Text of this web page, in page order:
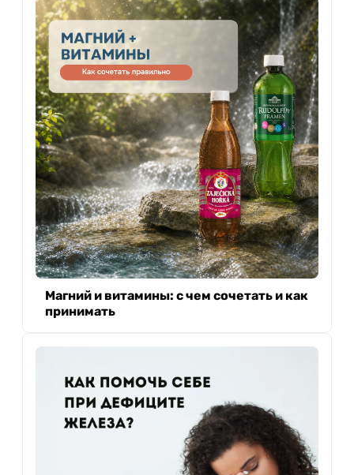
Магний и витамины: с чем сочетать и как
принимать